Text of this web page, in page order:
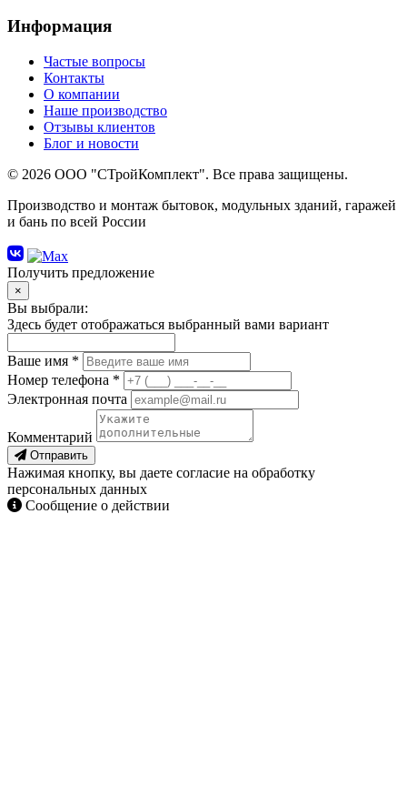
Информация
Частые вопросы
Контакты
О компании
Наше производство
Отзывы клиентов
Блог и новости
© 2026 ООО "СТройКомплект". Все права защищены.
Производство и монтаж бытовок, модульных зданий, гаражей
и бань по всей России
Получить предложение
×
Вы выбрали:
Здесь будет отображаться выбранный вами вариант
Ваше имя *
Номер телефона *
Электронная почта
Комментарий
Отправить
Нажимая кнопку, вы даете согласие на обработку
персональных данных
Сообщение о действии